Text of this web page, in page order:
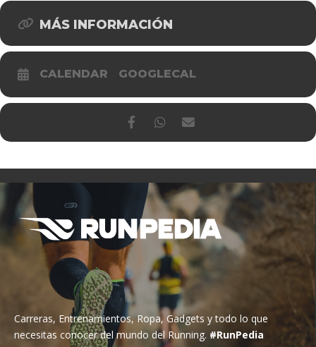
MÁS INFORMACIÓN
CALENDAR GOOGLECAL
Carreras, Entrenamientos, Ropa, Gadgets y todo lo que
necesitas conocer del mundo del Running. #RunPedia